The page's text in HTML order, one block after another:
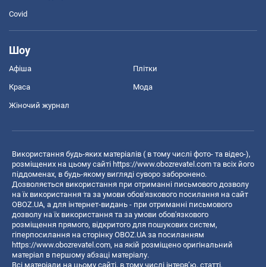
Covid
Шоу
Афіша Плітки
Краса Мода
Жіночий журнал
Використання будь-яких матеріалів ( в тому числі фото- та відео-),
розміщених на цьому сайті https://www.obozrevatel.com та всіх його
піддоменах, в будь-якому вигляді суворо заборонено.
Дозволяється використання при отриманні письмового дозволу
на їх використання та за умови обов'язкового посилання на сайт
OBOZ.UA, а для інтернет-видань - при отриманні письмового
дозволу на їх використання та за умови обов'язкового
розміщення прямого, відкритого для пошукових систем,
гіперпосилання на сторінку OBOZ.UA за посиланням
https://www.obozrevatel.com, на якій розміщено оригінальний
матеріал в першому абзаці матеріалу.
Всі матеріали на цьому сайті, в тому числі інтерв’ю, статті,